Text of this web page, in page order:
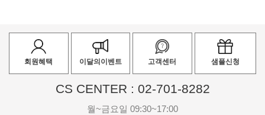
회원혜택 이달의이벤트 고객센터 샘플신청
CS CENTER : 02-701-8282
월~금요일 09:30~17:00